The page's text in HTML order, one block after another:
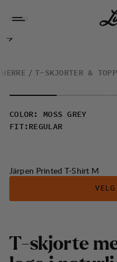
Järpen Printed T-Shirt M
HERRE T-SKJORTER &
COLOR :
MOSS GREY
FIT: REGULAR
Järpen Printed T-Shirt M
T-skjorte m